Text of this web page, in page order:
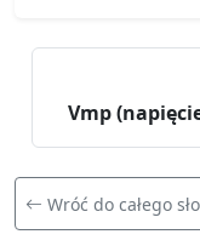
Vmp
Wróć do całego